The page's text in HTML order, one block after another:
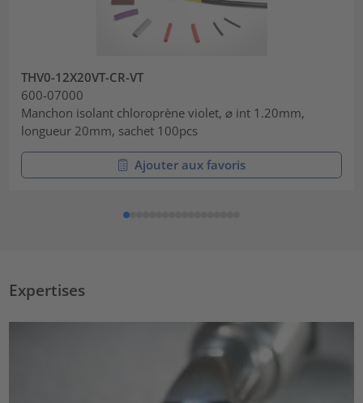
THV0-12X20VT-CR-VT
600-07000
Manchon isolant chloroprène violet, ⌀ int 1.20mm,
longueur 20mm, sachet 100pcs
Ajouter aux favoris
Expertises